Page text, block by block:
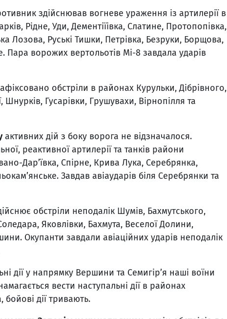
здійснював вогневе ураження із артилерії в
Рідне, Уди, Дементіїівка, Слатине, Протопопівка,
Лозова, Руські Тишки, Петрівка, Безруки, Борщова,
Пара ворожих вертольотів Мі-8 завдала ударів
обстріли в районах Курульки, Дібрівного,
Гусарівки, Грушувахи, Вірнопілля та
активних дій з боку ворога не відзначалося.
реактивної артилерії та танків райони
Дар’ївка, Спірне, Крива Лука, Серебрянка,
Завдав авіаударів біля Серебрянки та
обстріли неподалік Шумів, Бахмутського,
Яковлівки, Бахмута, Веселої Долини,
Окупанти завдали авіаційних ударів неподалік
дії у напрямку Вершини та Семигір’я наші воїни
вести наступальні дії в районах
дії тривають.